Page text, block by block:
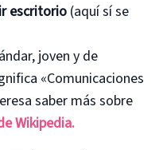
escritorio (aquí sí se
joven y de
«Comunicaciones
saber más sobre
Wikipedia.